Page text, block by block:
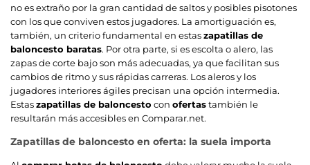
no es extraño por la gran cantidad de saltos y posibles pisotones
con los que conviven estos jugadores. La amortiguación es,
también, un criterio fundamental en estaszapatillas de
baloncesto baratas. Por otra parte, si es escolta o alero, las
zapas de corte bajo son más adecuadas, ya que facilitan sus
cambios de ritmo y sus rápidas carreras. Los aleros y los
jugadores interiores ágiles precisan una opción intermedia.
Estaszapatillas de baloncesto con ofertastambién le
resultarán más accesibles en Comparar.net.
Zapatillas de baloncesto en oferta: la suela importa